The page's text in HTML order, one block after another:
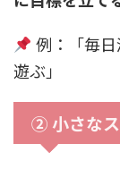
例：「毎
遊ぶ」
② 小さな